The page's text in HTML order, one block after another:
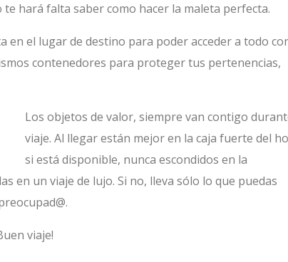
hará falta saber como hacer la maleta perfecta.
en el lugar de destino para poder acceder a todo
contenedores para proteger tus pertenencias,
Los objetos de valor, siempre van contigo
viaje. Al llegar están mejor en la caja fuerte del
si está disponible, nunca escondidos en la
en un viaje de lujo. Si no, lleva sólo lo que puedas
viaje!